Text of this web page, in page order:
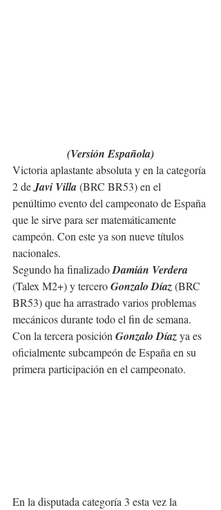
(Versión Española)
Victoria aplastante absoluta y en la categoría
2 de Javi Villa (BRC BR53) en el
penúltimo evento del campeonato de España
que le sirve para ser matemáticamente
campeón. Con este ya son nueve títulos
nacionales.
Segundo ha finalizado Damián Verdera
(Talex M2+) y tercero Gonzalo Díaz (BRC
BR53) que ha arrastrado varios problemas
mecánicos durante todo el fin de semana.
Con la tercera posición Gonzalo Díaz ya es
oficialmente subcampeón de España en su
primera participación en el campeonato.
En la disputada categoría 3 esta vez la